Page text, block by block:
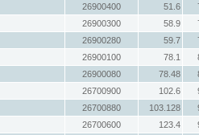
26900400 51.6
26900300 58.9
26900280 59.7
26900100 78.1
26900080 78.48
26700900 102.6
26700880 103.128
26700600 123.4